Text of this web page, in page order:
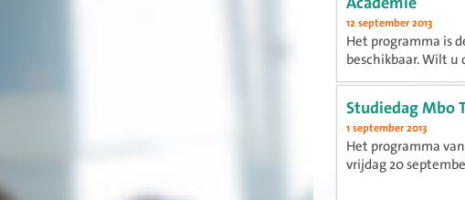
12 september 2013
Het programma is
beschikbaar. Wilt u
september
Studiedag Mbo
1 september 2013
Het programma
vrijdag 20